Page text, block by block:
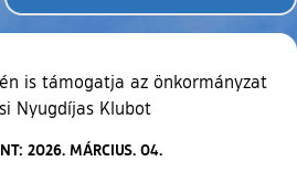
is támogatja az önkormányzat
Nyugdíjas Klubot
2026. MÁRCIUS. 04.